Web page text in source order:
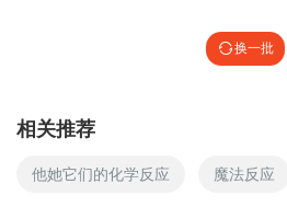
勃发展，注入新的活力因子。
雄安，这座承载着国家重大战略使
企业的进驻，此次拼多多的入驻，
将掀起新一轮互联网和科技企业入
换一批
相关推荐
他她它们的化学反应 魔法反应